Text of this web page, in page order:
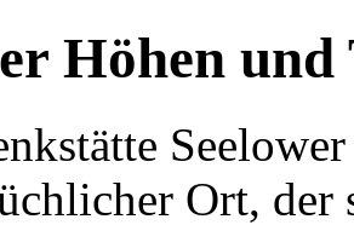
Höhen und
Ort, der